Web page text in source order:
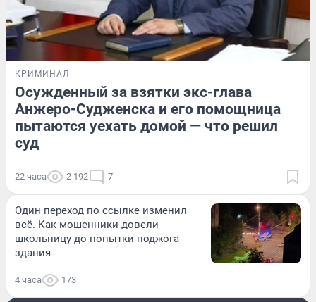
КРИМИНАЛ
Осужденный за взятки экс-глава
Анжеро-Судженска и его помощница
пытаются уехать домой — что решил
суд
22 часа 2 192 7
Один переход по ссылке изменил
всё. Как мошенники довели
школьницу до попытки поджога
здания
4 часа 173
ЗДОРОВЬЕ